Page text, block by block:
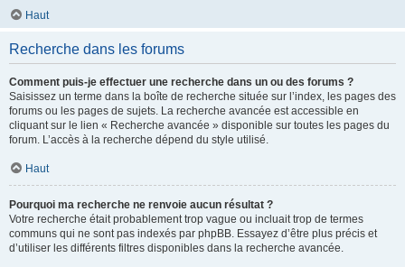
Haut
Recherche dans les forums
Comment puis-je effectuer une recherche dans un ou des forums ?
Saisissez un terme dans la boîte de recherche située sur l’index, les pages des
forums ou les pages de sujets. La recherche avancée est accessible en
cliquant sur le lien « Recherche avancée » disponible sur toutes les pages du
forum. L’accès à la recherche dépend du style utilisé.
Haut
Pourquoi ma recherche ne renvoie aucun résultat ?
Votre recherche était probablement trop vague ou incluait trop de termes
communs qui ne sont pas indexés par phpBB. Essayez d’être plus précis et
d’utiliser les différents filtres disponibles dans la recherche avancée.